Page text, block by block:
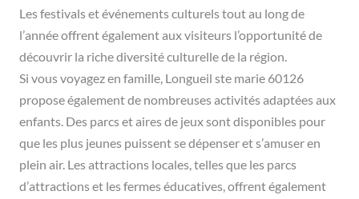
Les festivals et événements culturels tout au long de
l’année offrent également aux visiteurs l’opportunité de
découvrir la riche diversité culturelle de la région.
Si vous voyagez en famille, Longueil ste marie 60126
propose également de nombreuses activités adaptées aux
enfants. Des parcs et aires de jeux sont disponibles pour
que les plus jeunes puissent se dépenser et s’amuser en
plein air. Les attractions locales, telles que les parcs
d’attractions et les fermes éducatives, offrent également